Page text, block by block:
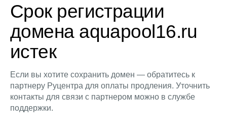
Срок регистрации
домена aquapool16.ru
истек
Если вы хотите сохранить домен — обратитесь к
партнеру Руцентра для оплаты продления. Уточнить
контакты для связи с партнером можно в службе
поддержки.